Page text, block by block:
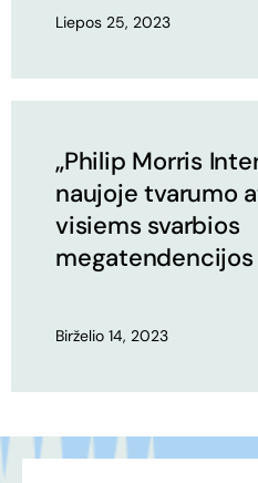
Liepos 25, 2023
„Philip Morris
naujoje tvarumo
visiems svarbios
megatendencijos
Birželio 14, 2023